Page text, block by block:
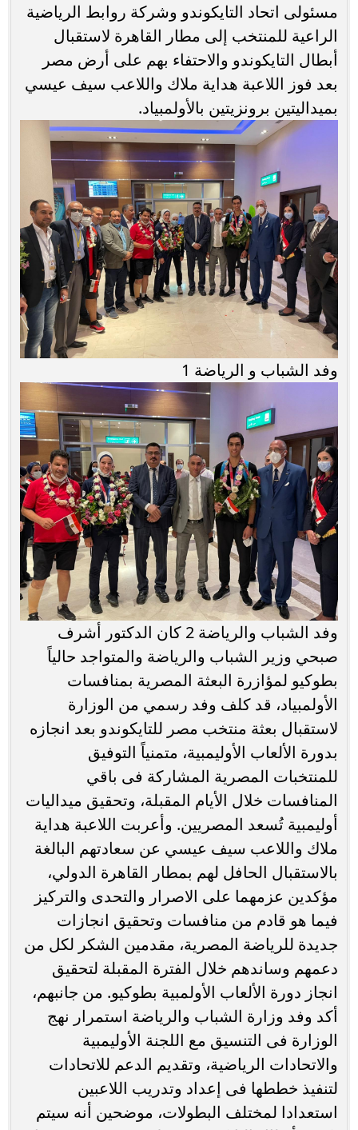
مسئولى اتحاد التايكوندو وشركة روابط الرياضية
الراعية للمنتخب إلى مطار القاهرة لاستقبال
أبطال التايكوندو والاحتفاء بهم على أرض مصر
بعد فوز اللاعبة هداية ملاك واللاعب سيف عيسي
بميداليتين برونزيتين بالأولمبياد.
وفد الشباب و الرياضة 1
وفد الشباب والرياضة 2 كان الدكتور أشرف
صبحي وزير الشباب والرياضة والمتواجد حالياً
بطوكيو لمؤازرة البعثة المصرية بمنافسات
الأولمبياد، قد كلف وفد رسمي من الوزارة
لاستقبال بعثة منتخب مصر للتايكوندو بعد انجازه
بدورة الألعاب الأوليمبية، متمنياً التوفيق
للمنتخبات المصرية المشاركة فى باقي
المنافسات خلال الأيام المقبلة، وتحقيق ميداليات
أوليمبية تُسعد المصريين. وأعربت اللاعبة هداية
ملاك واللاعب سيف عيسي عن سعادتهم البالغة
بالاستقبال الحافل لهم بمطار القاهرة الدولي،
مؤكدين عزمهما على الاصرار والتحدى والتركيز
فيما هو قادم من منافسات وتحقيق انجازات
جديدة للرياضة المصرية، مقدمين الشكر لكل من
دعمهم وساندهم خلال الفترة المقبلة لتحقيق
انجاز دورة الألعاب الأولمبية بطوكيو. من جانبهم،
أكد وفد وزارة الشباب والرياضة استمرار نهج
الوزارة فى التنسيق مع اللجنة الأوليمبية
والاتحادات الرياضية، وتقديم الدعم للاتحادات
لتنفيذ خططها فى إعداد وتدريب اللاعبين
استعدادا لمختلف البطولات، موضحين أنه سيتم